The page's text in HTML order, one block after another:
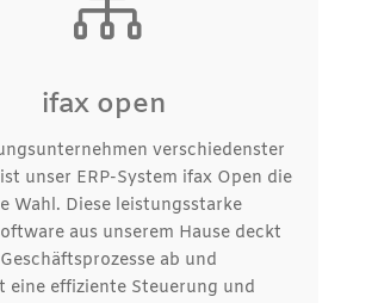
ifax open
verschiedenster
unser ERP-System ifax Open die
Wahl. Diese leistungsstarke
aus unserem Hause deckt
ab und
eine effiziente Steuerung und